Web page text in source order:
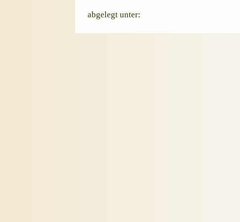
abgelegt unter: